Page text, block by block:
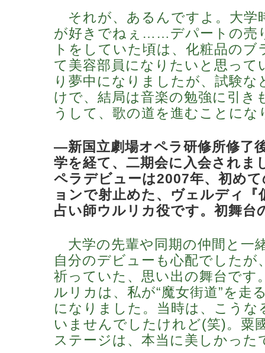
それが、あるんですよ。大学
が好きでねぇ……デパートの売
トをしていた頃は、化粧品のブ
て美容部員になりたいと思って
り夢中になりましたが、試験な
けで、結局は音楽の勉強に引き
うして、歌の道を進むことにな
―新国立劇場オペラ研修所修了
学を経て、二期会に入会されま
ペラデビューは2007年、初め
ョンで射止めた、ヴェルディ『
占い師ウルリカ役です。初舞台
大学の先輩や同期の仲間と一
自分のデビューも心配でしたが
祈っていた、思い出の舞台です
ルリカは、私が“魔女街道”を走
になりました。当時は、こうな
いませんでしたけれど(笑)。粟
ステージは、本当に美しかった